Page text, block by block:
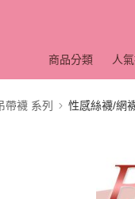
商品分類 人
襪 系列 性感絲襪/網